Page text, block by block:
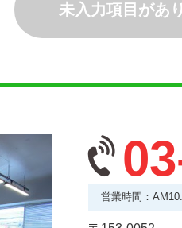
未入力項目があ
営業時間：